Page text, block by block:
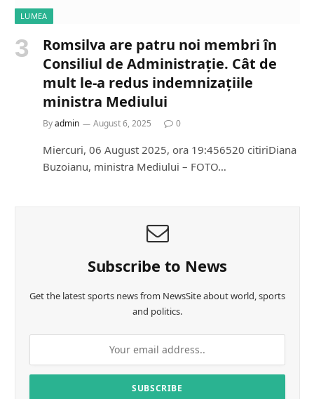
LUMEA
Romsilva are patru noi membri în
Consiliul de Administrație. Cât de
mult le-a redus indemnizațiile
ministra Mediului
Byadmin August 6, 2025 0
Miercuri, 06 August 2025, ora 19:456520 citiriDiana
Buzoianu, ministra Mediului – FOTO…
Subscribe to News
Get the latest sports news from NewsSite about world, sports
and politics.